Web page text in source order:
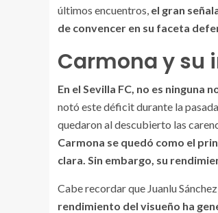
últimos encuentros, el gran
de convencer en su faceta
Carmona y su
En el Sevilla FC, no es
notó este déficit durante la
quedaron al descubierto las
Carmona se quedó como el
clara. Sin embargo, su
Cabe recordar que Juanlu
rendimiento del visueño ha